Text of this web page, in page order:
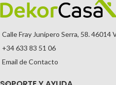
Calle Fray Junípero Serra, 58. 46014
+34 633 83 51 06
Email de Contacto